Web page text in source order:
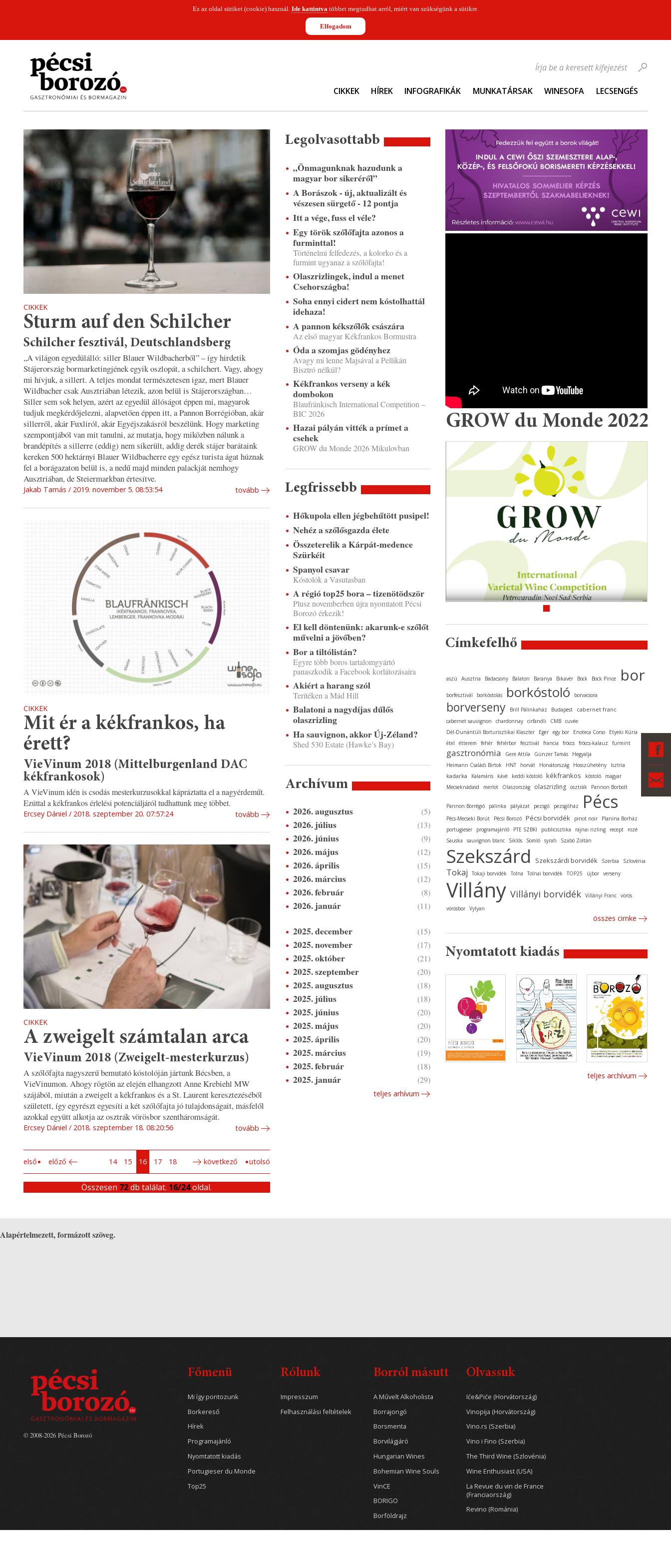
Ez az oldal sütiket (cookie) használ. Ide kattintvatöbbet megtudhat arról, miért van szükségünk a sütikre.
Elfogadom
CIKKEK HÍREK INFOGRAFIKÁK MUNKATÁRSAK WINESOFA LECSENGÉS
Írja be a keresett kifejezést
CIKKEK
Sturm auf den Schilcher
Schilcher fesztivál, Deutschlandsberg
„A világon egyedülálló: siller Blauer Wildbacherből” – így hirdetik
Stájerország bormarketingjének egyik oszlopát, a schilchert. Vagy, ahogy
mi hívjuk, a sillert. A teljes mondat természetesen igaz, mert Blauer
Wildbacher csak Ausztriában létezik, azon belül is Stájerországban…
Siller sem sok helyen, azért az egyedül állóságot éppen mi, magyarok
tudjuk megkérdőjelezni, alapvetően éppen itt, a Pannon Borrégióban, akár
sillerről, akár Fuxliról, akár Egyéjszakásról beszélünk. Hogy marketing
szempontjából van mit tanulni, az mutatja, hogy miközben nálunk a
brandépítés a sillerre (eddig) nem sikerült, addig derék stájer barátaink
kereken 500 hektárnyi Blauer Wildbacherre egy egész turista ágat húznak
fel a borágazaton belül is, a nedű majd minden palackját nemhogy
Ausztriában, de Steiermarkban értesítve.
Jakab Tamás 2019. november 5. 08:53:54 tovább
CIKKEK
Mit ér a kékfrankos, ha
érett?
VieVinum 2018 (Mittelburgenland DAC
kékfrankosok)
A VieVinum idén is csodás mesterkurzusokkal kápráztatta el a nagyérdeműt.
Ezúttal a kékfrankos érlelési potenciáljáról tudhattunk meg többet.
Ercsey Dániel 2018. szeptember 20. 07:57:24 tovább
CIKKEK
A zweigelt számtalan arca
VieVinum 2018 (Zweigelt-mesterkurzus)
A szőlőfajta nagyszerű bemutató kóstolóján jártunk Bécsben, a
VieVinumon. Ahogy rögtön az elején elhangzott Anne Krebiehl MW
szájából, miután a zweigelt a kékfrankos és a St. Laurent keresztezéséből
született, így egyrészt egyesíti a két szőlőfajta jó tulajdonságait, másfelől
azokkal együtt alkotja az osztrák vörösbor szentháromságát.
Ercsey Dániel 2018. szeptember 18. 08:20:56 tovább
első előző 14 15 16 17 18 következő utolsó
Összesen 72db találat. 16/24oldal.
Legolvasottabb
„Önmagunknak hazudunk a
magyar bor sikeréről”
A Borászok - új, aktualizált és
vészesen sürgető - 12 pontja
Itt a vége, fuss el véle?
Egy török szőlőfajta azonos a
furminttal!
Történelmi felfedezés, a kolorko és a
furmint ugyanaz a szőlőfajta!
Olaszrizlingek, indul a menet
Csehországba!
Soha ennyi cidert nem kóstolhattál
idehaza!
A pannon kékszőlők császára
Az első magyar Kékfrankos Bormustra
Óda a szomjas gödényhez
Avagy mi lenne Majsával a Pellikán
Bisztró nélkül?
Kékfrankos verseny a kék
dombokon
Blaufränkisch International Competition –
BIC 2026
Hazai pályán vitték a prímet a
csehek
GROW du Monde 2026 Mikulovban
Legfrissebb
Hőkupola ellen jégbehűtött pusipel!
Nehéz a szőlősgazda élete
Összeterelik a Kárpát-medence
Szürkéit
Spanyol csavar
Kóstolók a Vasutasban
A régió top25 bora – tizenötödször
Plusz novemberben újra nyomtatott Pécsi
Borozó érkezik!
El kell döntenünk: akarunk-e szőlőt
művelni a jövőben?
Bor a tiltólistán?
Egyre több boros tartalomgyártó
panaszkodik a Facebook korlátozásaira
Akiért a harang szól
Terítéken a Mád Hill
Balatoni a nagydíjas dűlős
olaszrizling
Ha sauvignon, akkor Új-Zéland?
Shed 530 Estate (Hawke’s Bay)
Archívum
2026. augusztus (5)
2026. július (13)
2026. június (9)
2026. május (12)
2026. április (15)
2026. március (12)
2026. február (8)
2026. január (11)
2025. december (15)
2025. november (17)
2025. október (21)
2025. szeptember (20)
2025. augusztus (18)
2025. július (18)
2025. június (20)
2025. május (20)
2025. április (20)
2025. március (19)
2025. február (18)
2025. január (29)
teljes arhívum
GROW du Monde 2022
Címkefelhő
aszú Ausztria Badacsony Balaton Baranya Bikavér Bock Bock Pince bor
borfesztivál borkóstolás borkóstoló borvacsora
borverseny Brill Pálinkaház Budapest cabernet franc
cabernet sauvignon chardonnay cirfandli CMB cuvée
Dél-Dunántúli Borturisztikai Klaszter
Eger egy bor Enoteca Corso
Etyeki Kúria
étel
étterem fehér fehérbor fesztivál francia fröccs fröccs-kalauz furmint
gasztronómia Gere Attila Günzer Tamás
Hegyalja
Heimann Családi Birtok
HNT horvát Horvátország Hosszúhetény Isztria
kadarka Kalamáris kávé keddi kóstoló kékfrankos kóstoló
magyar
Mecseknádasd
merlot Olaszország olaszrizling osztrák Pannon Borbolt
Pannon Borrégió pálinka pályázat pezsgő pezsgőház Pécs
Pécs-Mecseki Borút Pécsi Borozó Pécsi borvidék pinot noir
Planina Borház
portugieser
programajánló PTE SZBKI publicisztika rajnai rizling recept
rozé
Sauska
sauvignon blanc Siklós Somló syrah Szabó Zoltán
Szekszárd Szekszárdi borvidék Szerbia Szlovénia
Tokaj Tokaji borvidék Tolna Tolnai borvidék TOP25 újbor verseny
Villány Villányi borvidék Villányi Franc vörös
vörösbor Vylyan
összes cimke
Nyomtatott kiadás
teljes archívum
Alapértelmezett, formázott szöveg.
Főmenü
Mi így pontozunk
Borkereső
Hírek
Programajánló
Nyomtatott kiadás
Portugieser du Monde
Top25
Rólunk
Impresszum
Felhasználási feltételek
Borról másutt
A Művelt Alkoholista
Borrajongó
Borsmenta
Borvilágjáró
Hungarian Wines
Bohemian Wine Souls
VinCE
BORIGO
Borföldrajz
Olvassuk
Iće&Piće (Horvátország)
Vinopija (Horvátország)
Vino.rs (Szerbia)
Vino i Fino (Szerbia)
The Third Wine (Szlovénia)
Wine Enthusiast (USA)
La Revue du vin de France
(Franciaország)
Revino (Románia)
© 2008-2026 Pécsi Borozó